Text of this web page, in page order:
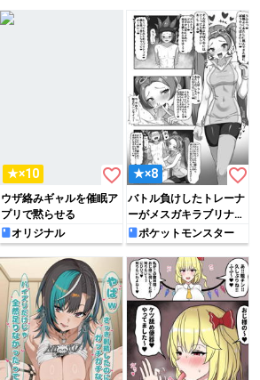
★×10 favorite_border
ウザ絡みギャルを催眠ア
プリで黙らせる
オリジナル
★×8 favorite_border
バトル負けしたトレーナ
ーがメスガキラブリナに
責められる
ポケットモンスター